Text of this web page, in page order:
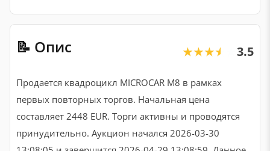
📝 Опис ★★★★★
★★★★★ 3.5
Продается квадроцикл MICROCAR M8 в рамках
первых повторных торгов. Начальная цена
составляет 2448 EUR. Торги активны и проводятся
принудительно. Аукцион начался 2026-03-30